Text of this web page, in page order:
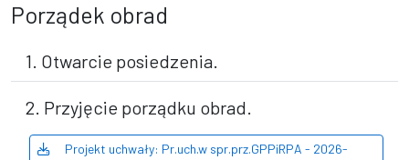
Porządek obrad
1. Otwarcie posiedzenia.
2. Przyjęcie porządku obrad.
Projekt uchwały: Pr.uch.w spr.prz.GPPiRPA - 2026-